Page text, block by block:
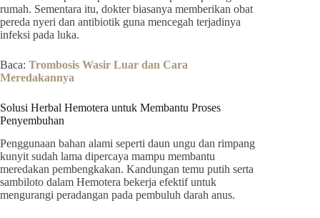
rumah. Sementara itu, dokter biasanya memberikan obat
pereda nyeri dan antibiotik guna mencegah terjadinya
infeksi pada luka.
Baca: Trombosis Wasir Luar dan Cara
Meredakannya
Solusi Herbal Hemotera untuk Membantu Proses
Penyembuhan
Penggunaan bahan alami seperti daun ungu dan rimpang
kunyit sudah lama dipercaya mampu membantu
meredakan pembengkakan. Kandungan temu putih serta
sambiloto dalam Hemotera bekerja efektif untuk
mengurangi peradangan pada pembuluh darah anus.